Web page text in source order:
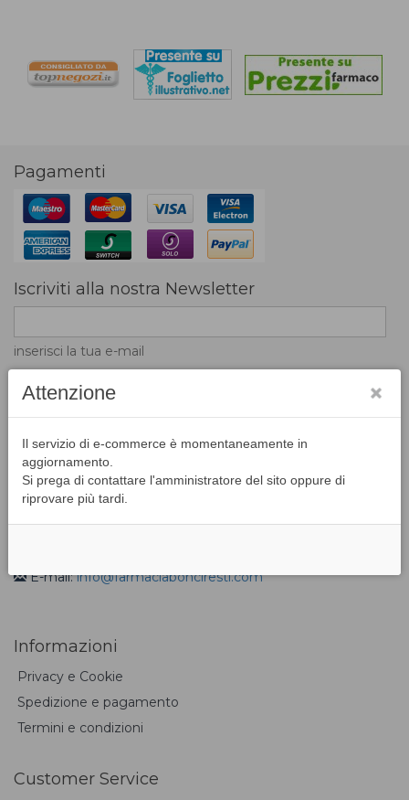
Pagamenti
Iscriviti alla nostra Newsletter
inserisci la tua e-mail
registrazione indica la volontà di accettare la ricezione di
messaggi e news da parte del portale
E-mail:info@farmaciabonciresti.com
Informazioni
Privacy e Cookie
Spedizione e pagamento
Termini e condizioni
Customer Service
Attenzione
Il servizio di e-commerce è momentaneamente in
aggiornamento.
Si prega di contattare l'amministratore del sito oppure di
riprovare più tardi.